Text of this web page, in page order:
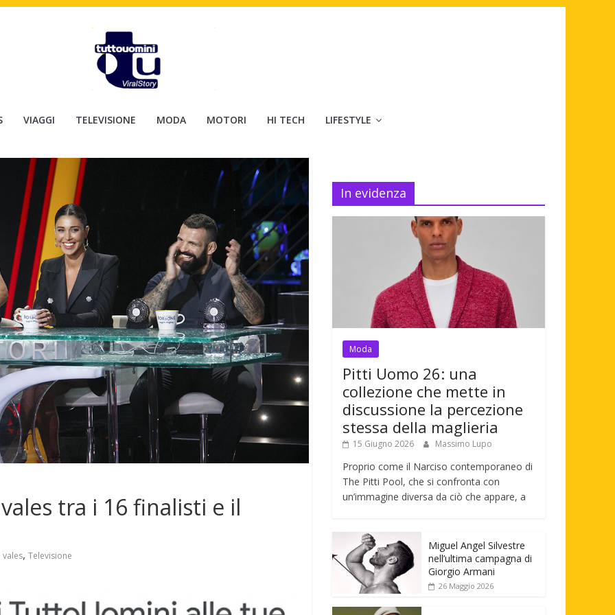
VIAGGI TELEVISIONE MODA MOTORI HI TECH LIFESTYLE
tra i 16 finalisti e il
vales, Televisione
In evidenza
Moda
Pitti Uomo 26: una
collezione che mette in
discussione la percezione
stessa della maglieria
15 Giugno 2026 Massimo Lupo
Proprio come il Narciso contemporaneo di
The Pitti Pool, che si confronta con
un’immagine diversa da ciò che appare, a
Miguel Angel Silvestre
nell’ultima campagna di
Giorgio Armani
26 Maggio 2026